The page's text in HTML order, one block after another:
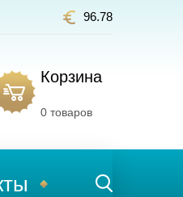
96.78
Корзина
0 товаров